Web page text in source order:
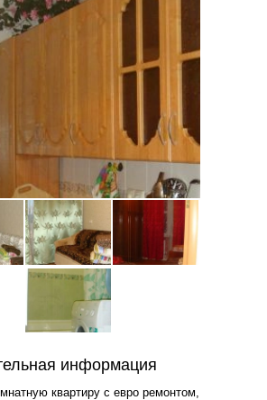
информация
квартиру с евро ремонтом,